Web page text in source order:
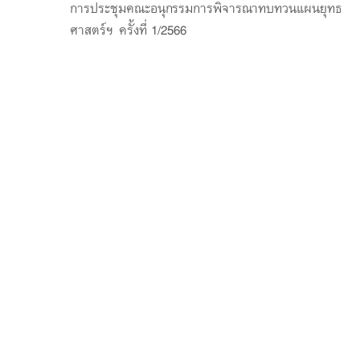
การประชุมคณะอนุกรรมการพิจารณาทบทวนแผนยุทธ
ศาสตร์ฯ ครั้งที่ 1/2566